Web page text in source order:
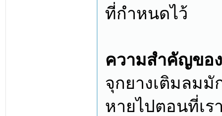
ที่กำหนดไว้
ความสำคัญขอ
จุกยางเติมลมมั
หายไปตอนที่เร